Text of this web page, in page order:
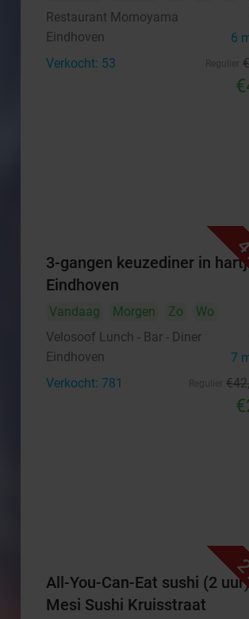
Restaurant Momoyama
Eindhoven 6
Verkocht: 53
3-gangen keuzediner in
Eindhoven
Vandaag Morgen Zo
Wo
Velosoof Lunch - Bar - Diner
Eindhoven 7
Verkocht: 781 €42
All-You-Can-Eat sushi (2
Mesi Sushi Kruisstraat